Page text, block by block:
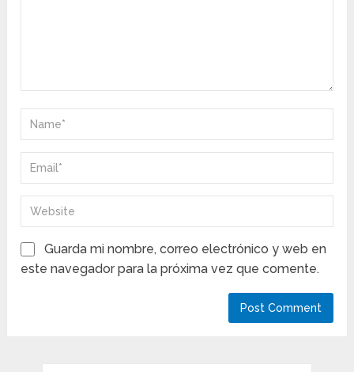
Guarda mi nombre, correo electrónico y web en
este navegador para la próxima vez que comente.